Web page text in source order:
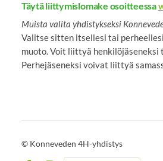
Täytä liittymislomake osoitteessa
Muista valita yhdistykseksi
Valitse sitten itsellesi tai
muoto. Voit liittyä henkilöjäseneksi
Perhejäseneksi voivat liittyä
© Konneveden 4H-yhdistys